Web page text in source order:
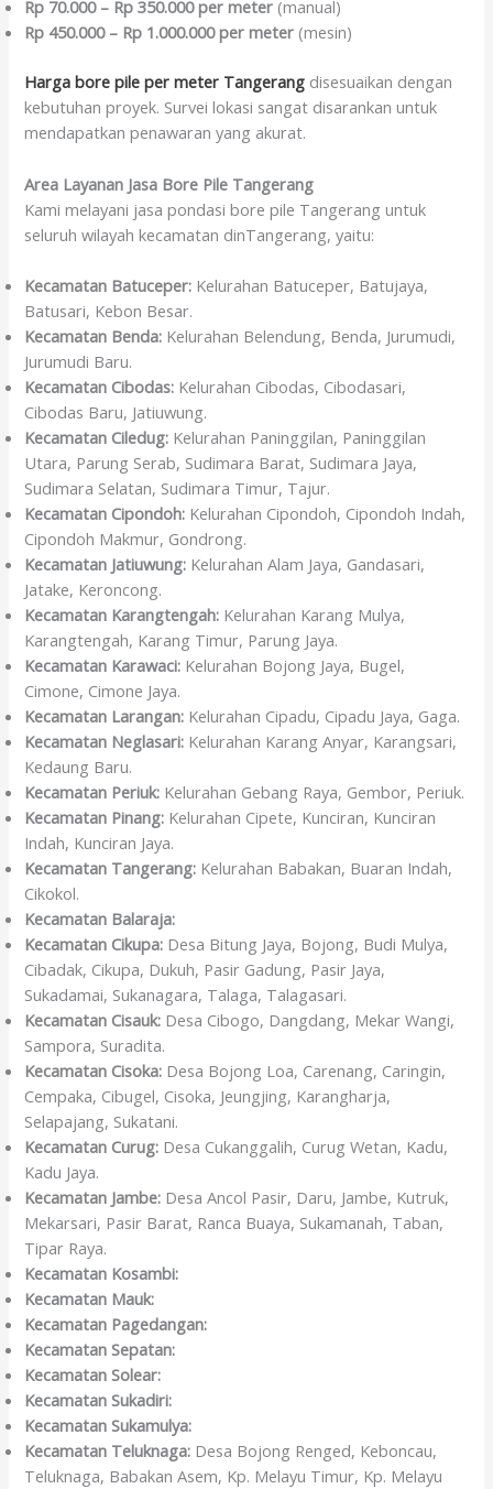
Rp 70.000 – Rp 350.000 per meter (manual)
Rp 450.000 – Rp 1.000.000 per meter (mesin)
Harga bore pile per meter Tangerang disesuaikan dengan
kebutuhan proyek. Survei lokasi sangat disarankan untuk
mendapatkan penawaran yang akurat.
Area Layanan Jasa Bore Pile Tangerang
Kami melayani jasa pondasi bore pile Tangerang untuk
seluruh wilayah kecamatan dinTangerang, yaitu:
Kecamatan Batuceper: Kelurahan Batuceper, Batujaya,
Batusari, Kebon Besar.
Kecamatan Benda: Kelurahan Belendung, Benda, Jurumudi,
Jurumudi Baru.
Kecamatan Cibodas: Kelurahan Cibodas, Cibodasari,
Cibodas Baru, Jatiuwung.
Kecamatan Ciledug: Kelurahan Paninggilan, Paninggilan
Utara, Parung Serab, Sudimara Barat, Sudimara Jaya,
Sudimara Selatan, Sudimara Timur, Tajur.
Kecamatan Cipondoh: Kelurahan Cipondoh, Cipondoh Indah,
Cipondoh Makmur, Gondrong.
Kecamatan Jatiuwung: Kelurahan Alam Jaya, Gandasari,
Jatake, Keroncong.
Kecamatan Karangtengah: Kelurahan Karang Mulya,
Karangtengah, Karang Timur, Parung Jaya.
Kecamatan Karawaci: Kelurahan Bojong Jaya, Bugel,
Cimone, Cimone Jaya.
Kecamatan Larangan: Kelurahan Cipadu, Cipadu Jaya, Gaga.
Kecamatan Neglasari: Kelurahan Karang Anyar, Karangsari,
Kedaung Baru.
Kecamatan Periuk: Kelurahan Gebang Raya, Gembor, Periuk.
Kecamatan Pinang: Kelurahan Cipete, Kunciran, Kunciran
Indah, Kunciran Jaya.
Kecamatan Tangerang: Kelurahan Babakan, Buaran Indah,
Cikokol.
Kecamatan Balaraja:
Kecamatan Cikupa: Desa Bitung Jaya, Bojong, Budi Mulya,
Cibadak, Cikupa, Dukuh, Pasir Gadung, Pasir Jaya,
Sukadamai, Sukanagara, Talaga, Talagasari.
Kecamatan Cisauk: Desa Cibogo, Dangdang, Mekar Wangi,
Sampora, Suradita.
Kecamatan Cisoka: Desa Bojong Loa, Carenang, Caringin,
Cempaka, Cibugel, Cisoka, Jeungjing, Karangharja,
Selapajang, Sukatani.
Kecamatan Curug: Desa Cukanggalih, Curug Wetan, Kadu,
Kadu Jaya.
Kecamatan Jambe: Desa Ancol Pasir, Daru, Jambe, Kutruk,
Mekarsari, Pasir Barat, Ranca Buaya, Sukamanah, Taban,
Tipar Raya.
Kecamatan Kosambi:
Kecamatan Mauk:
Kecamatan Pagedangan:
Kecamatan Sepatan:
Kecamatan Solear:
Kecamatan Sukadiri:
Kecamatan Sukamulya:
Kecamatan Teluknaga: Desa Bojong Renged, Keboncau,
Teluknaga, Babakan Asem, Kp. Melayu Timur, Kp. Melayu